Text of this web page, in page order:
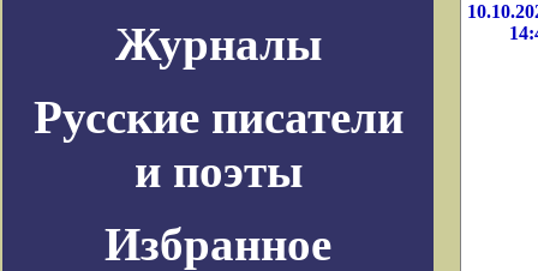
Журналы
Русские писатели
и поэты
Избранное